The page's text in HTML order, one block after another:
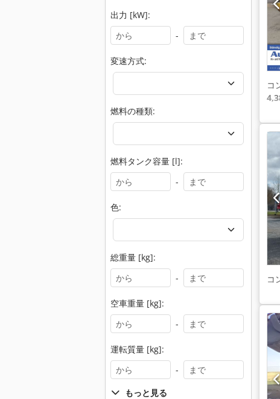
出力 [kW]:
-
変速方式:
燃料の種類:
燃料タンク容量 [l]:
-
色:
総重量 [kg]:
-
空車重量 [kg]:
-
運転質量 [kg]:
-
もっと見る
コ
コ